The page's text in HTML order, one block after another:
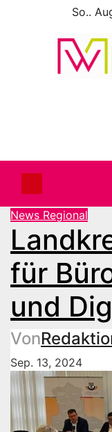
So..
News Regional
für
und
Von
Sep. 13, 2024